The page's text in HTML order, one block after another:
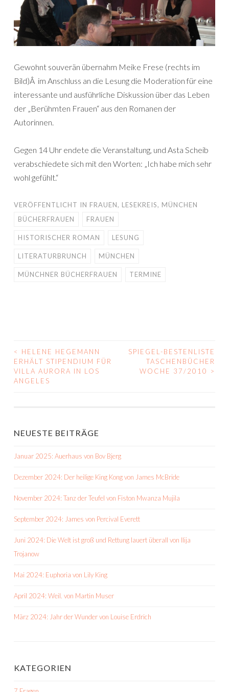
Gewohnt souverän übernahm Meike Frese (rechts im
Bild)Â im Anschluss an die Lesung die Moderation für eine
interessante und ausführliche Diskussion über das Leben
der „Berühmten Frauen“ aus den Romanen der
Autorinnen.
Gegen 14 Uhr endete die Veranstaltung, und Asta Scheib
verabschiedete sich mit den Worten: „Ich habe mich sehr
wohl gefühlt.“
VERÖFFENTLICHT IN FRAUEN, LESEKREIS, MÜNCHEN
BÜCHERFRAUEN
FRAUEN
HISTORISCHER ROMAN LESUNG
LITERATURBRUNCH MÜNCHEN
MÜNCHNER BÜCHERFRAUEN TERMINE
BEITRAGS-
NAVIGATION
<
HELENE HEGEMANN
ERHÄLT STIPENDIUM FÜR
VILLA AURORA IN LOS
ANGELES
SPIEGEL-BESTENLISTE
TASCHENBÜCHER
WOCHE 37/2010
>
NEUESTE BEITRÄGE
Januar 2025: Auerhaus von Bov Bjerg
Dezember 2024: Der heilige King Kong von James McBride
November 2024: Tanz der Teufel von Fiston Mwanza Mujila
September 2024: James von Percival Everett
Juni 2024: Die Welt ist groß und Rettung lauert überall von Ilija
Trojanow
Mai 2024: Euphoria von Lily King
April 2024: Weil. von Martin Muser
März 2024: Jahr der Wunder von Louise Erdrich
KATEGORIEN